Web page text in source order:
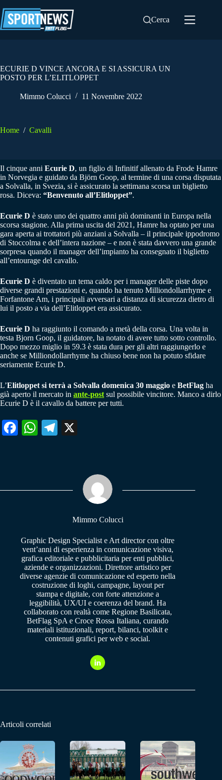
al
contenuto
Cerca
ECURIE D VINCE ANCORA E SI ASSICURA UN
POSTO PER L’ELITLOPPET
Mimmo Colucci 11 Novembre 2022
Home / Cavalli
Il cinque anni Ecurie D, un figlio di Infinitif allenato da Frode Hamre
in Norvegia e guidato da Björn Goop, al termine di una corsa disputata
a Solvalla, in Svezia, si è assicurato la settimana scorsa un biglietto
rosa. Diceva: “Benvenuto all’Elitloppet”.
Ecurie D è stato uno dei quattro anni più dominanti in Europa nella
scorsa stagione. Alla prima uscita del 2021, Hamre ha optato per una
gara aperta ai trottatori più anziani a Solvalla – il principale ippodromo
di Stoccolma e dell’intera nazione – e non è stata davvero una grande
sorpresa quando il manager dell’impianto ha consegnato il biglietto
all’entourage del cavallo.
Ecurie D è diventato un tema caldo per i manager delle piste dopo
diverse grandi prestazioni e, quando ha tenuto Milliondollarrhyme e
Forfantone Am, i principali avversari a distanza di sicurezza dietro di
lui il posto a via dell’Elitloppet era assicurato.
Ecurie D ha raggiunto il comando a metà della corsa. Una volta in
testa Bjorn Goop, il guidatore, ha notato di avere tutto sotto controllo.
Dopo mezzo miglio in 59.3 è stata dura per gli altri raggiungerlo e
anche se Milliondollarrhyme ha chiuso bene non ha potuto sfidare
seriamente Ecurie D.
L’Elitloppet si terrà a Solvalla domenica 30 maggio e BetFlag ha
già aperto il mercato in ante-post sul possibile vincitore. Manco a dirlo
Ecurie D è il cavallo da battere per tutti.
Fa W
pp
Te
m
Mimmo Colucci
Graphic Design Specialist e Art director con oltre
vent’anni di esperienza in comunicazione visiva,
grafica editoriale e pubblicitaria per enti pubblici,
aziende e organizzazioni. Direttore artistico per
diverse agenzie di comunicazione ed esperto nella
costruzione di loghi, campagne, layout per
stampa e digitale, con forte attenzione a
leggibilità, UX/UI e coerenza del brand. Ha
collaborato con realtà come Regione Basilicata,
BetFlag SpA e Croce Rossa Italiana, curando
materiali istituzionali, report, bilanci, toolkit e
contenuti grafici per web e social.
Articoli correlati